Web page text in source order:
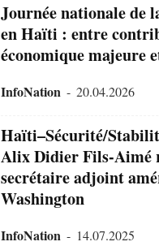
Journée nationale de
en Haïti : entre
économique majeure
InfoNation - 20.04.2026
Haïti–Sécurité/
Alix Didier Fils-Aimé
secrétaire adjoint
Washington
InfoNation - 14.07.2025